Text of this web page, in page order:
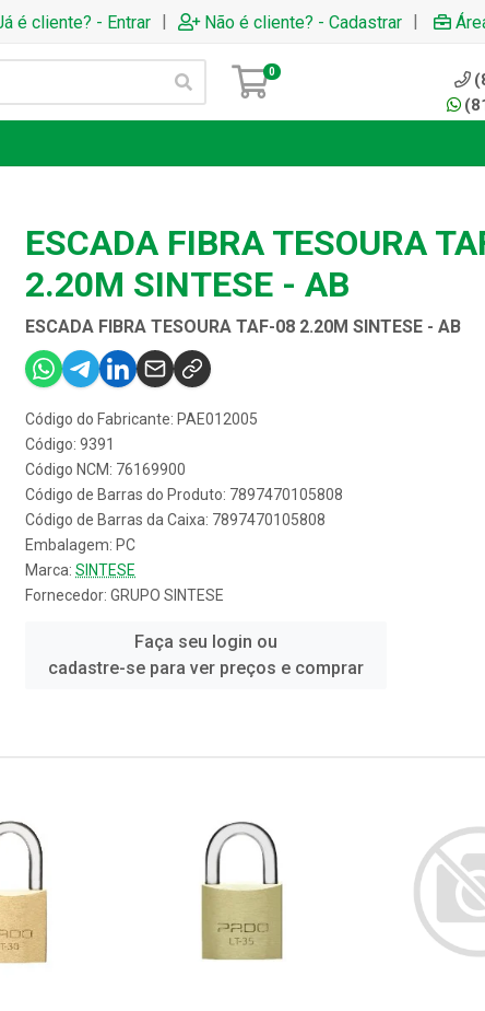
é cliente? - Entrar | Não é cliente? - Cadastrar |
0
ESCADA FIBRA TESOURA
2.20M SINTESE - AB
ESCADA FIBRA TESOURA TAF-08 2.20M SINTESE - AB
Código do Fabricante: PAE012005
Código: 9391
Código NCM: 76169900
Código de Barras do Produto: 7897470105808
Código de Barras da Caixa: 7897470105808
Embalagem: PC
Marca: SINTESE
Fornecedor: GRUPO SINTESE
Faça seu login ou
cadastre-se para ver preços e comprar